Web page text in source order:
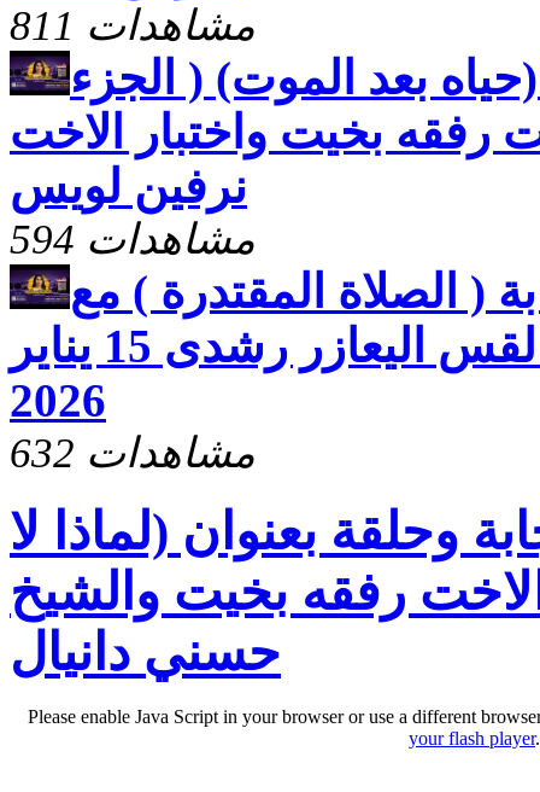
811 مشاهدات
بعد الموت) ( الجزء
رفقه بخيت واختبار الاخت
نرفين لويس
594 مشاهدات
( الصلاة المقتدرة ) مع
الاخت رفقه بخيت والقس اليعازر رشدى 15 يناير
2026
632 مشاهدات
وحلقة بعنوان (لماذا لا
رفقه بخيت والشيخ
حسني دانيال
Please enable Java Script in your browser or use a different
your flash player.